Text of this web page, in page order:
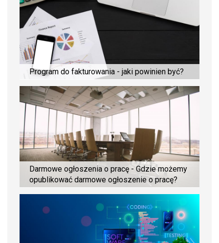
Program do fakturowania - jaki powinien być?
Darmowe ogłoszenia o pracę - Gdzie możemy
opublikować darmowe ogłoszenie o pracę?